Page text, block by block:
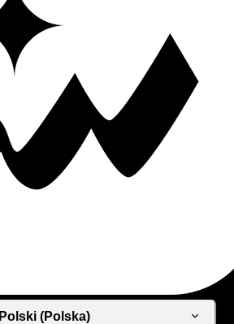
Polski (Polska)